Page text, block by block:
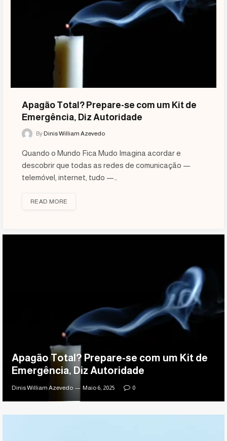
Apagão Total? Prepare-se com um Kit de
Emergência, Diz Autoridade
By Dinis William Azevedo
Quando o Mundo Fica Mudo Imagina acordar e
descobrir que todas as redes de comunicação —
telemóvel, internet, tudo —…
READ MORE
Apagão Total? Prepare-se com um Kit de
Emergência, Diz Autoridade
Dinis William Azevedo Maio 6, 2025 0